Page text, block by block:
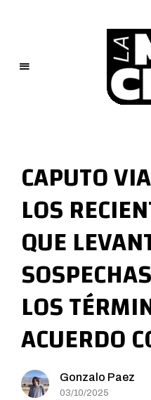
M
e
c
h
a
CAPUTO
LOS
QUE
LOS
ACUERDO
Gonzalo Paez
03/10/2025